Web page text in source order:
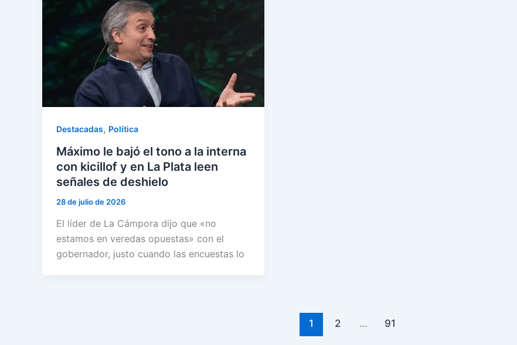
Destacadas, Política
Máximo le bajó el tono a la interna
con kicillof y en La Plata leen
señales de deshielo
28 de julio de 2026
El líder de La Cámpora dijo que «no
estamos en veredas opuestas» con el
gobernador, justo cuando las encuestas lo
1 2 … 91